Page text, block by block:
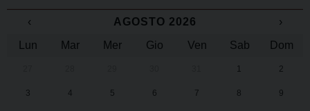
‹ AGOSTO 2026
›
Lun
Mar Mer Gio Ven Sab Dom
1 2
3 4 5 6 7 8 9